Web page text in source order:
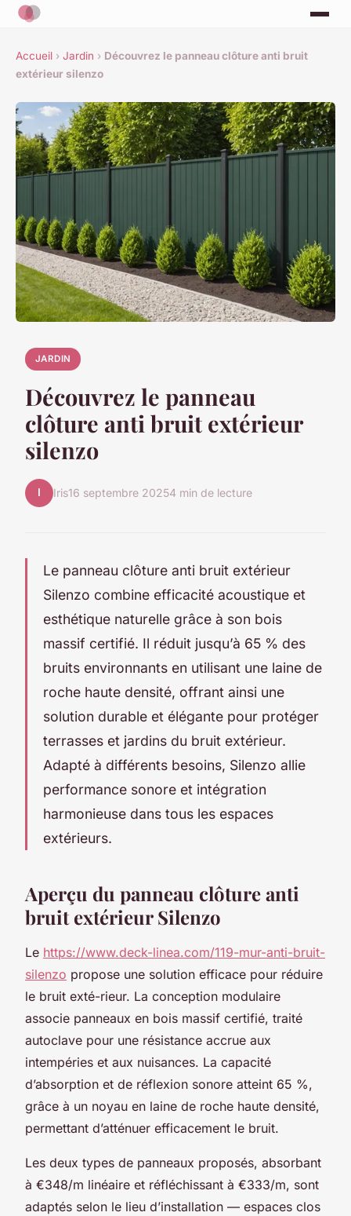
Accueil › Jardin › Découvrez le panneau clôture anti bruit
extérieur silenzo
JARDIN
Découvrez le panneau
clôture anti bruit extérieur
silenzo
I Iris16 septembre 20254 min de lecture
Le panneau clôture anti bruit extérieur
Silenzo combine efficacité acoustique et
esthétique naturelle grâce à son bois
massif certifié. Il réduit jusqu’à 65 % des
bruits environnants en utilisant une laine de
roche haute densité, offrant ainsi une
solution durable et élégante pour protéger
terrasses et jardins du bruit extérieur.
Adapté à différents besoins, Silenzo allie
performance sonore et intégration
harmonieuse dans tous les espaces
extérieurs.
Aperçu du panneau clôture anti
bruit extérieur Silenzo
Le https://www.deck-linea.com/119-mur-anti-bruit-
silenzo propose une solution efficace pour réduire
le bruit exté-rieur. La conception modulaire
associe panneaux en bois massif certifié, traité
autoclave pour une résistance accrue aux
intempéries et aux nuisances. La capacité
d’absorption et de réflexion sonore atteint 65 %,
grâce à un noyau en laine de roche haute densité,
permettant d’atténuer efficacement le bruit.
Les deux types de panneaux proposés, absorbant
à €348/m linéaire et réfléchissant à €333/m, sont
adaptés selon le lieu d’installation — espaces clos